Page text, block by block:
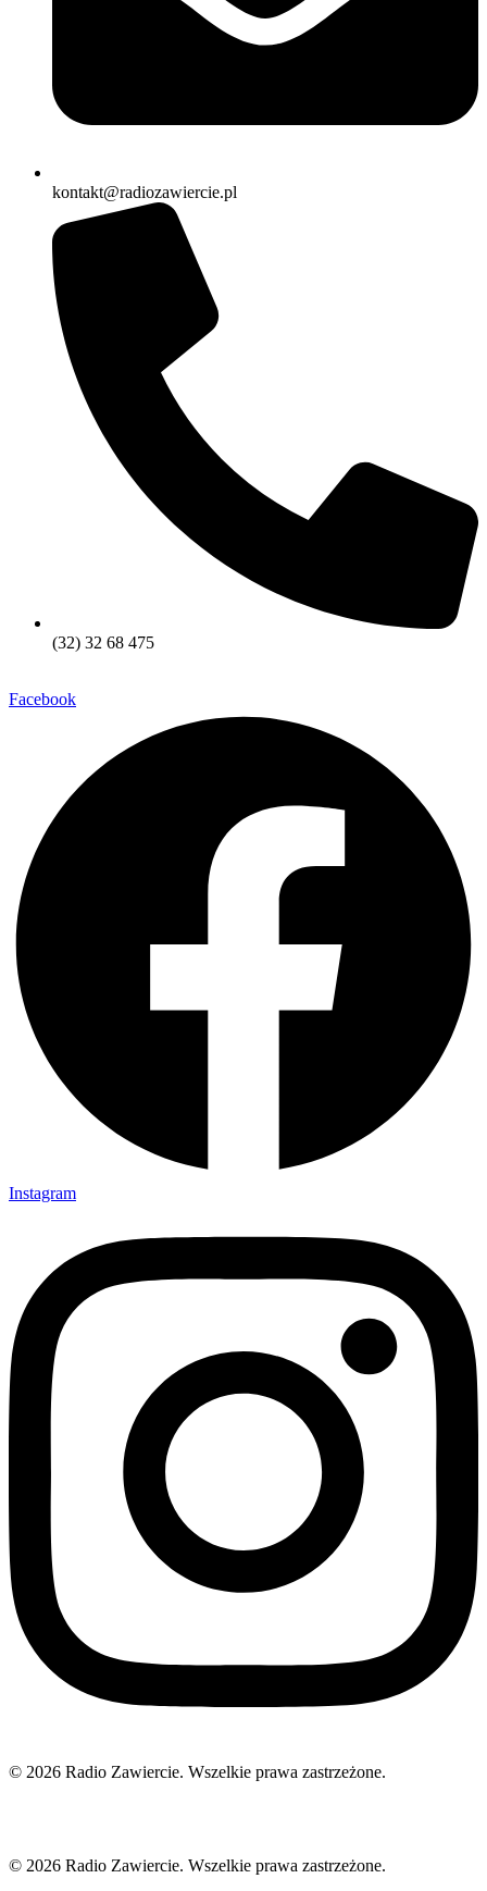
kontakt@radiozawiercie.pl
(32) 32 68 475
Facebook
Instagram
© 2026 Radio Zawiercie. Wszelkie prawa zastrzeżone.
© 2026 Radio Zawiercie. Wszelkie prawa zastrzeżone.